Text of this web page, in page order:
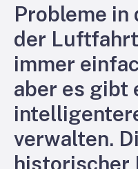
Probleme
der
immer
aber es gibt
verwalten.
historischer